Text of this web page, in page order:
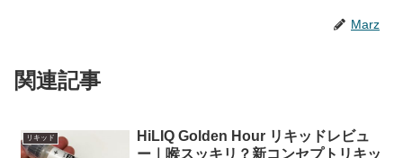
Marz
関連記事
リキッド
HiLIQ Golden Hour リキッドレビュ
ー｜喉スッキリ？新コンセプトリキッ